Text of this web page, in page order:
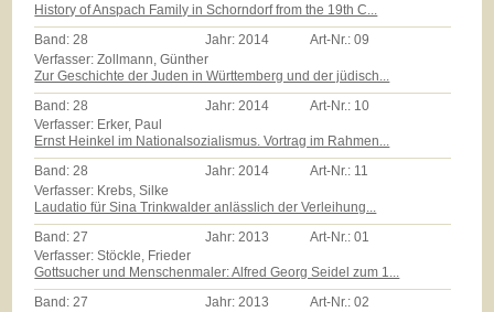
History of Anspach Family in Schorndorf from the 19th C...
Band:28 Jahr:2014 Art-Nr.:09
Verfasser: Zollmann, Günther
Zur Geschichte der Juden in Württemberg und der jüdisch...
Band:28 Jahr:2014 Art-Nr.: 10
Verfasser: Erker, Paul
Ernst Heinkel im Nationalsozialismus. Vortrag im Rahmen...
Band:28 Jahr:2014 Art-Nr.: 11
Verfasser: Krebs, Silke
Laudatio für Sina Trinkwalder anlässlich der Verleihung...
Band: 27 Jahr: 2013 Art-Nr.:01
Verfasser: Stöckle, Frieder
Gottsucher und Menschenmaler: Alfred Georg Seidel zum 1...
Band:27 Jahr:2013 Art-Nr.:02